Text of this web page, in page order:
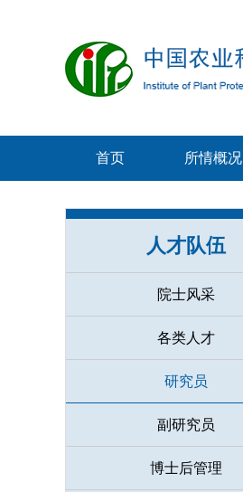
首页 所情概况
人才队伍
院士风采
各类人才
研究员
副研究员
博士后管理